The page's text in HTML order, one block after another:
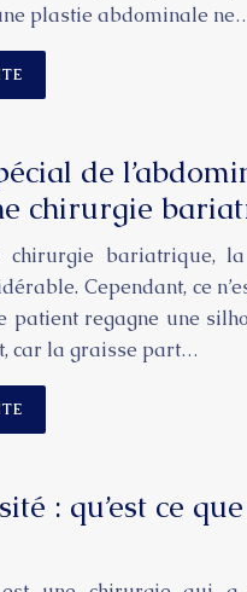
plastie abdominale
de
chirurgie
chirurgie bariatrique,
Cependant, ce
patient regagne une
car la graisse part…
: qu’est ce